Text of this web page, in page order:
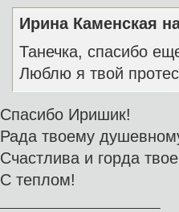
Ирина Каменская
Танечка, спасибо
Люблю я твой
Спасибо Иришик!
Рада твоему
Счастлива и горда
С теплом!